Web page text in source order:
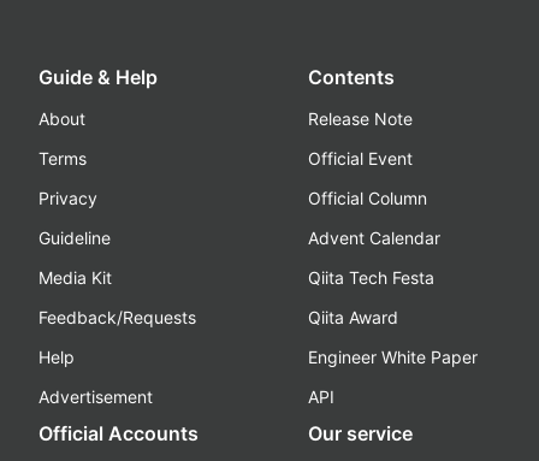
Guide & Help
About
Terms
Privacy
Guideline
Media Kit
Feedback/Requests
Help
Advertisement
Contents
Release Note
Official Event
Official Column
Advent Calendar
Qiita Tech Festa
Qiita Award
Engineer White Paper
API
Official Accounts Our service